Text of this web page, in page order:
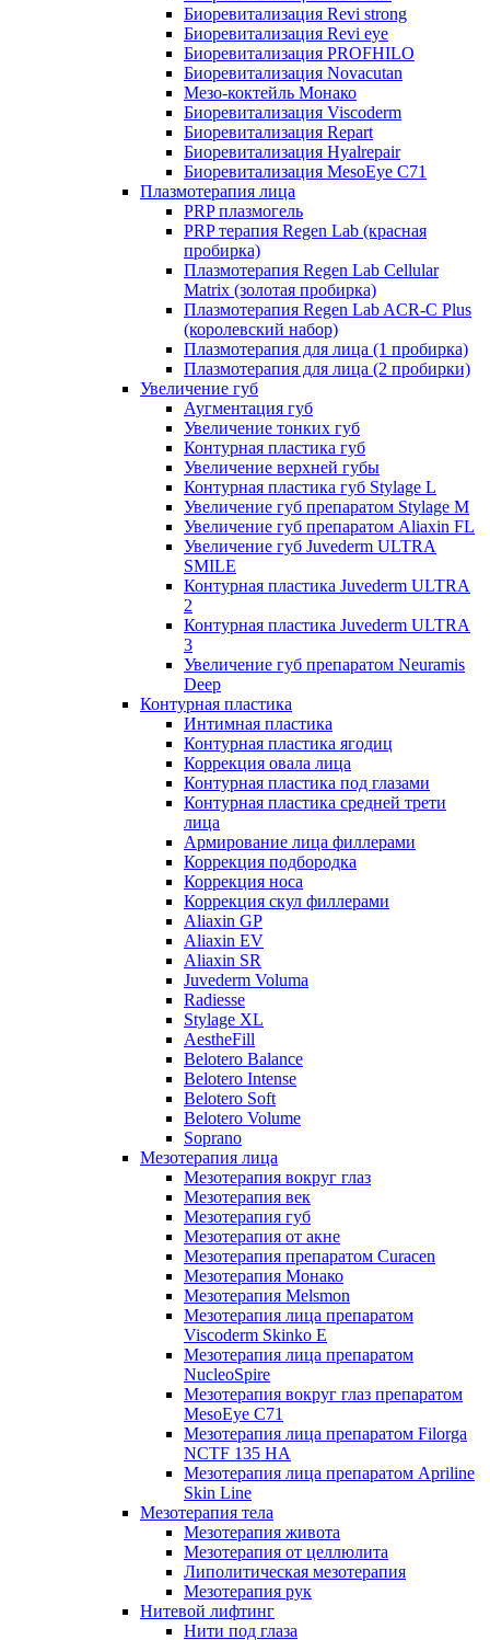
Биоревитализация Revi strong
Биоревитализация Revi eye
Биоревитализация PROFHILO
Биоревитализация Novacutan
Мезо-коктейль Монако
Биоревитализация Viscoderm
Биоревитализация Repart
Биоревитализация Hyalrepair
Биоревитализация MesoEye C71
Плазмотерапия лица
PRP плазмогель
PRP терапия Regen Lab (красная
пробирка)
Плазмотерапия Regen Lab Cellular
Matrix (золотая пробирка)
Плазмотерапия Regen Lab ACR-C Plus
(королевский набор)
Плазмотерапия для лица (1 пробирка)
Плазмотерапия для лица (2 пробирки)
Увеличение губ
Аугментация губ
Увеличение тонких губ
Контурная пластика губ
Увеличение верхней губы
Контурная пластика губ Stylage L
Увеличение губ препаратом Stylage M
Увеличение губ препаратом Aliaxin FL
Увеличение губ Juvederm ULTRA
SMILE
Контурная пластика Juvederm ULTRA
2
Контурная пластика Juvederm ULTRA
3
Увеличение губ препаратом Neuramis
Deep
Контурная пластика
Интимная пластика
Контурная пластика ягодиц
Коррекция овала лица
Контурная пластика под глазами
Контурная пластика средней трети
лица
Армирование лица филлерами
Коррекция подбородка
Коррекция носа
Коррекция скул филлерами
Aliaxin GP
Aliaxin EV
Aliaxin SR
Juvederm Voluma
Radiesse
Stylage XL
AestheFill
Belotero Balance
Belotero Intense
Belotero Soft
Belotero Volume
Soprano
Мезотерапия лица
Мезотерапия вокруг глаз
Мезотерапия век
Мезотерапия губ
Мезотерапия от акне
Мезотерапия препаратом Curacen
Мезотерапия Монако
Мезотерапия Melsmon
Мезотерапия лица препаратом
Viscoderm Skinko E
Мезотерапия лица препаратом
NucleoSpire
Мезотерапия вокруг глаз препаратом
MesoEye С71
Мезотерапия лица препаратом Filorga
NCTF 135 HA
Мезотерапия лица препаратом Apriline
Skin Line
Мезотерапия тела
Мезотерапия живота
Мезотерапия от целлюлита
Липолитическая мезотерапия
Мезотерапия рук
Нитевой лифтинг
Нити под глаза